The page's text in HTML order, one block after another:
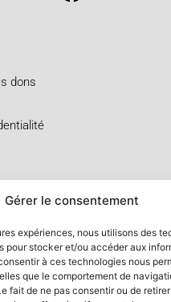
Gérer le consentement
expériences, nous utilisons des
pour stocker et/ou accéder aux
à ces technologies nous
que le comportement de
fait de ne pas consentir ou de
dons